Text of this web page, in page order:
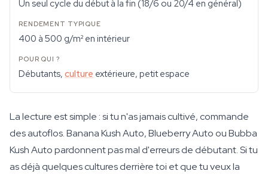
Un seul cycle du début à la fin (18/6 ou 20/4 en général)
400 à 500 g/m² en intérieur
Débutants, culture extérieure, petit espace
La lecture est simple : si tu n'as jamais cultivé, commande
des autoflos. Banana Kush Auto, Blueberry Auto ou Bubba
Kush Auto pardonnent pas mal d'erreurs de débutant. Si tu
as déjà quelques cultures derrière toi et que tu veux la